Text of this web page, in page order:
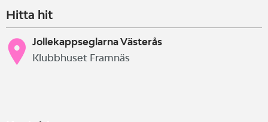
Hitta hit
Jollekappseglarna Västerås
Klubbhuset Framnäs